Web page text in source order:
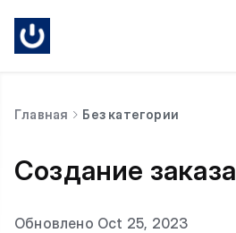
Главная Без категории
Создание заказа
Обновлено Oct 25, 2023